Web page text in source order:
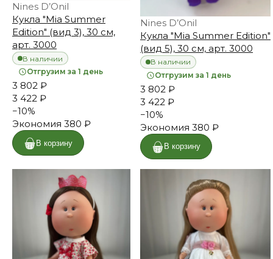
Nines D’Onil
Кукла "Mia Summer
Edition" (вид 3), 30 см,
арт. 3000
В наличии
Отгрузим за 1 день
3 802 ₽
3 422 ₽
−10%
Экономия 380 ₽
В корзину
Nines D’Onil
Кукла "Mia Summer Edition"
(вид 5), 30 см, арт. 3000
В наличии
Отгрузим за 1 день
3 802 ₽
3 422 ₽
−10%
Экономия 380 ₽
В корзину